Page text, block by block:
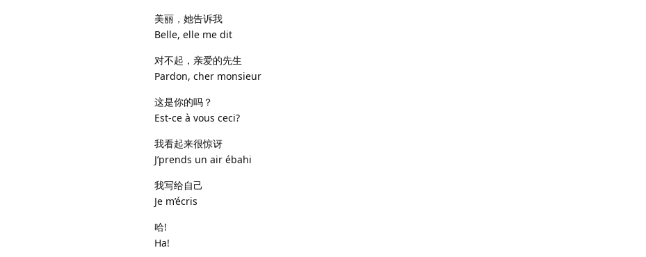
美丽，她告诉我
Belle, elle me dit
对不起，亲爱的先生
Pardon, cher monsieur
这是你的吗？
Est-ce à vous ceci?
我看起来很惊讶
J’prends un air ébahi
我写给自己
Je m’écris
哈!
Ha!